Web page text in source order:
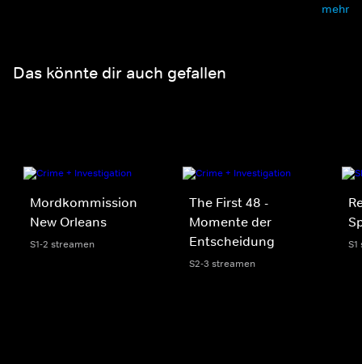
mehr
Das könnte dir auch gefallen
Mordkommission
New Orleans
S1-2 streamen
The First 48 -
Momente der
Entscheidung
S2-3 streamen